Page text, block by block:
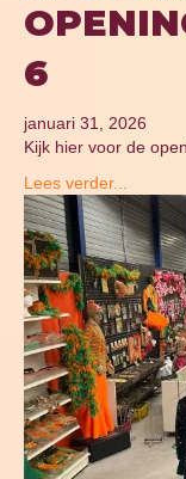
6
januari 31, 2026
Kijk hier voor de
Lees verder...